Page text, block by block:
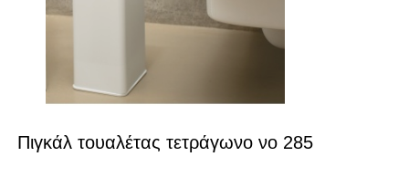
Πιγκάλ τουαλέτας τετράγωνο νο 285